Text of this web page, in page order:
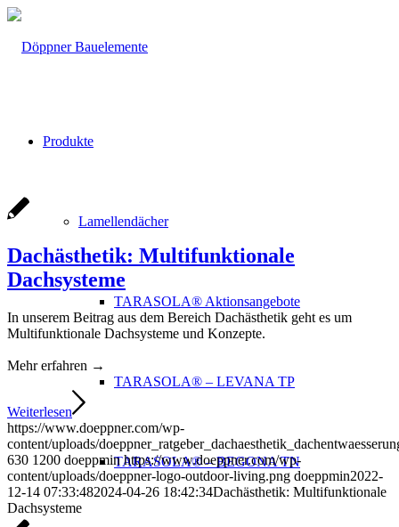
Produkte
Lamellendächer
TARASOLA® Aktionsangebote
TARASOLA® – LEVANA TP
TARASOLA® – BEGONA TN
Dachästhetik: Multifunktionale
Dachsysteme
In unserem Beitrag aus dem Bereich Dachästhetik geht es um
Multifunktionale Dachsysteme und Konzepte.
Mehr erfahren →
Weiterlesen
https://www.doeppner.com/wp-
content/uploads/
630 1200 doeppmin https://www.doeppner.com/wp-
content/uploads/doeppner-logo-outdoor-living.png doeppmin2022-
12-14 07:33:482024-04-26 18:42:34Dachästhetik: Multifunktionale
Dachsysteme